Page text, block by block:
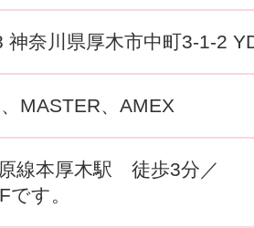
神奈川県厚木市中町3-1-2
MASTER、AMEX
線本厚木駅 徒歩3分／
す。